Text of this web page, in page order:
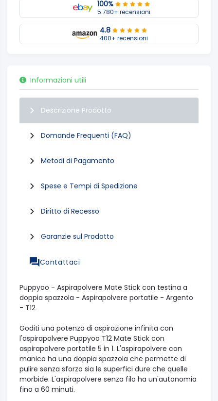
100%
5.780+ recensioni
4.8
400+ recensioni
Informazioni utili
Descrizione Prodotto
Domande Frequenti (FAQ)
Metodi di Pagamento
Spese e Tempi di Spedizione
Diritto di Recesso
Garanzie sul Prodotto
Contattaci
Puppyoo - Aspirapolvere Mate Stick con testina a
doppia spazzola - Aspirapolvere portatile - Argento
- T12
Goditi una potenza di aspirazione infinita con
l'aspirapolvere Puppyoo T12 Mate Stick con
aspirapolvere portatile 5 in 1. L'aspirapolvere con
manico ha una doppia spazzola che permette di
pulire senza sforzo sia le superfici dure che quelle
morbide. L'aspirapolvere senza filo ha un'autonomia
fino a 60 minuti.